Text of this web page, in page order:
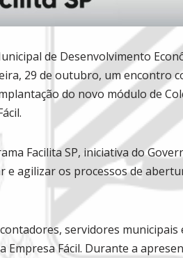
de Desenvolvimento
29 de outubro, um encontro
do novo módulo de
Facilita SP, iniciativa do
agilizar os processos de
servidores
Fácil. Durante a